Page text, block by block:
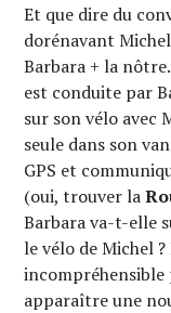
Et que dire du
dorénavant
Barbara + la
est conduite par
sur son vélo avec
seule dans son
GPS et
(oui, trouver la
Barbara va-t-elle
le vélo de Michel
apparaître une